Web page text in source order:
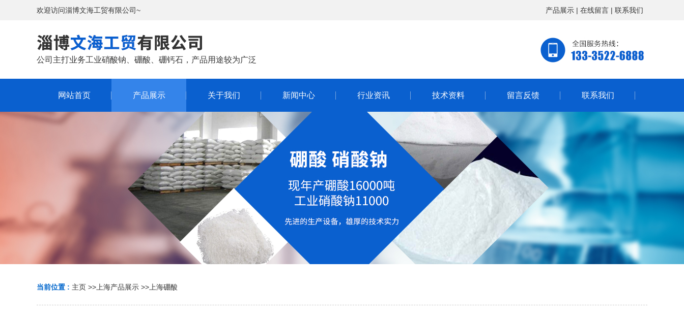
欢迎访问淄博文海工贸有限公司~ 产品展示 | 在线留言 | 联系我们
公司主打业务工业硝酸钠、硼酸、硼钙石，产品用途较为广泛
网站首页 产品展示 关于我们 新闻中心 行业资讯 技术资料 留言反馈 联系我们
当前位置 : 主页 >> 上海产品展示 >> 上海硼酸